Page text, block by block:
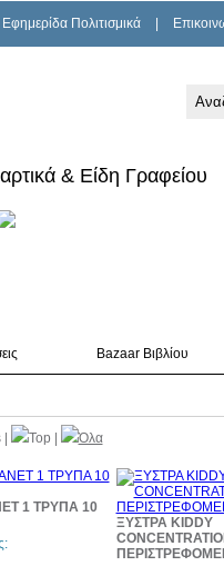
Εφημερίδα Πολιτισμικά
& Είδη Γραφείου
Bazaar Βιβλίου
| Top Όλα
1 ΤΡΥΠΑ 10
ΞΥΣΤΡΑ KIDDY